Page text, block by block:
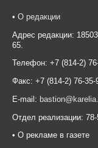
• О редакции
Адрес редакции:
65.
Телефон: +7 (814-2)
Факс: +7 (814-2) 76-35-
E-mail:
Отдел реализации: 78-
• О рекламе в газете